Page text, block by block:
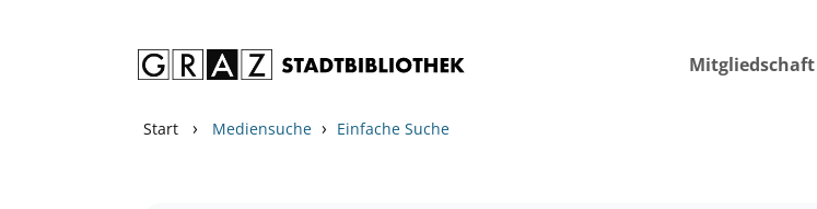
Mitgliedschaft
Start › Mediensuche › Einfache Suche